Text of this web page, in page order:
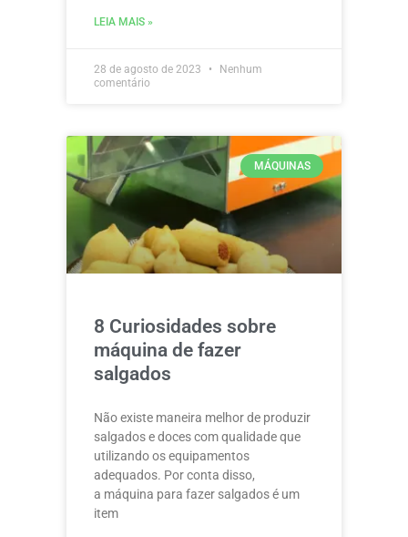
LEIA MAIS »
28 de agosto de 2023
Nenhum
comentário
MÁQUINAS
8 Curiosidades sobre
máquina de fazer
salgados
Não existe maneira melhor de produzir
salgados e doces com qualidade que
utilizando os equipamentos
adequados. Por conta disso,
a máquina para fazer salgados é um
item